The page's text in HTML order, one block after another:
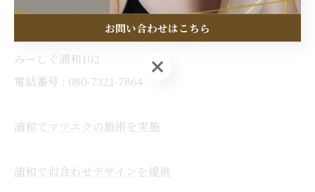
【エクラドゥボヌール】byMoana
住所 : 埼玉県さいたま市浦和区岸町４丁目１１−１２
みーしぐ浦和102
電話番号 : 080-7321-7864
浦和でマツエクの施術を実施
浦和で似合わせデザインを提供
お問い合わせはこちら
お問い合わせはこちら